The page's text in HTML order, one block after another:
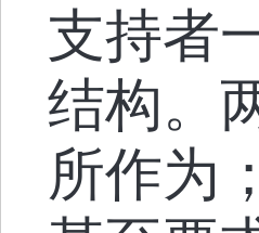
支持者
结构。
所作为